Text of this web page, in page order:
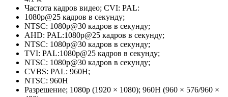
Частота кадров видео; CVI: PAL:
1080p@25 кадров в секунду;
NTSC: 1080p@30 кадров в секунду;
AHD: PAL:1080p@25 кадров в секунду;
NTSC: 1080p@30 кадров в секунду;
TVI: PAL:1080p@25 кадров в секунду;
NTSC: 1080p@30 кадров в секунду;
CVBS: PAL: 960H;
NTSC: 960H
Разрешение; 1080p (1920 × 1080); 960H (960 × 576/960 ×